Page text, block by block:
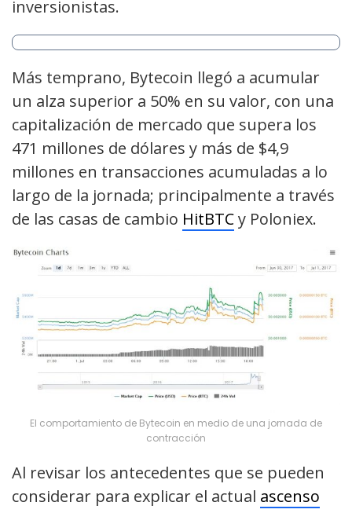
inversionistas.
Más temprano, Bytecoin llegó a acumular
un alza superior a 50% en su valor, con una
capitalización de mercado que supera los
471 millones de dólares y más de $4,9
millones en transacciones acumuladas a lo
largo de la jornada; principalmente a través
de las casas de cambio HitBTCy Poloniex.
El comportamiento de Bytecoin en medio de una jornada de
contracción
Al revisar los antecedentes que se pueden
considerar para explicar el actual ascenso